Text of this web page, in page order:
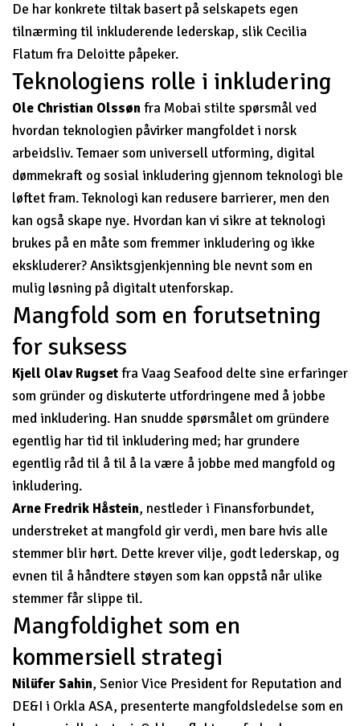
De har konkrete tiltak basert på selskapets egen
tilnærming til inkluderende lederskap, slik Cecilia
Flatum fra Deloitte påpeker.
Teknologiens rolle i inkludering
Ole Christian Olssønfra Mobai stilte spørsmål ved
hvordan teknologien påvirker mangfoldet i norsk
arbeidsliv. Temaer som universell utforming, digital
dømmekraft og sosial inkludering gjennom teknologi ble
løftet fram. Teknologi kan redusere barrierer, men den
kan også skape nye. Hvordan kan vi sikre at teknologi
brukes på en måte som fremmer inkludering og ikke
ekskluderer? Ansiktsgjenkjenning ble nevnt som en
mulig løsning på digitalt utenforskap.
Mangfold som en forutsetning
for suksess
Kjell Olav Rugsetfra Vaag Seafood delte sine erfaringer
som gründer og diskuterte utfordringene med å jobbe
med inkludering. Han snudde spørsmålet om gründere
egentlig har tid til inkludering med; har grundere
egentlig råd til å til å la være å jobbe med mangfold og
inkludering.
Arne Fredrik Håstein, nestleder i Finansforbundet,
understreket at mangfold gir verdi, men bare hvis alle
stemmer blir hørt. Dette krever vilje, godt lederskap, og
evnen til å håndtere støyen som kan oppstå når ulike
stemmer får slippe til.
Mangfoldighet som en
kommersiell strategi
Nilüfer Sahin, Senior Vice President for Reputation and
DE&I i Orkla ASA, presenterte mangfoldsledelse som en